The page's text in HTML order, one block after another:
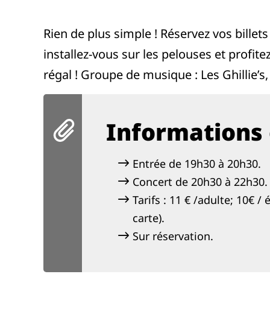
Rien de plus simple ! Réservez vos
installez-vous sur les pelouses et
régal ! Groupe de musique : Les
Informations
Entrée de 19h30 à 20h30.
Concert de 20h30 à 22h30.
Tarifs : 11 € /adulte; 10€ /
carte).
Sur réservation.